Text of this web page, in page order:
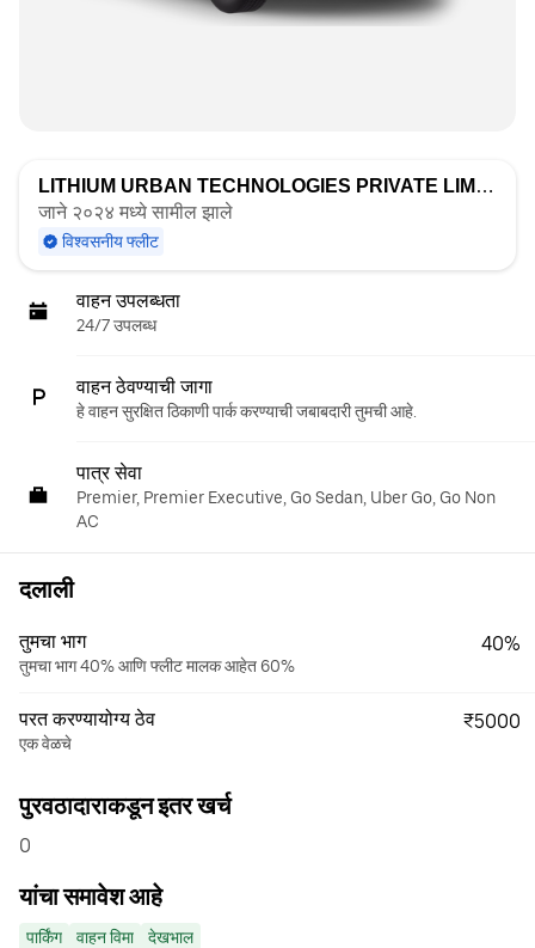
LITHIUM URBAN TECHNOLOGIES PRIVATE LIMITED
जाने २०२४ मध्ये सामील झाले
विश्वसनीय फ्लीट
वाहन उपलब्धता
24/7 उपलब्ध
वाहन ठेवण्याची जागा
हे वाहन सुरक्षित ठिकाणी पार्क करण्याची जबाबदारी तुमची आहे.
पात्र सेवा
Premier, Premier Executive, Go Sedan, Uber Go, Go Non
AC
दलाली
तुमचा भाग
तुमचा भाग 40% आणि फ्लीट मालक आहेत 60%
40%
परत करण्यायोग्य ठेव
एक वेळचे
₹5000
पुरवठादाराकडून इतर खर्च
0
यांचा समावेश आहे
पार्किंग वाहन विमा देखभाल